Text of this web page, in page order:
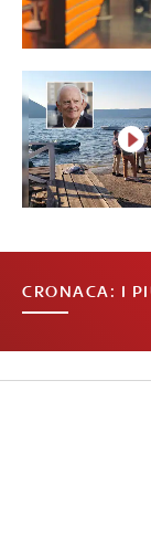
CRONACA: I